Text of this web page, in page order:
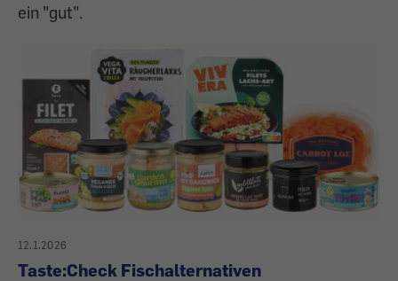
ein "gut".
12.1.2026
Taste:Check Fischalternativen